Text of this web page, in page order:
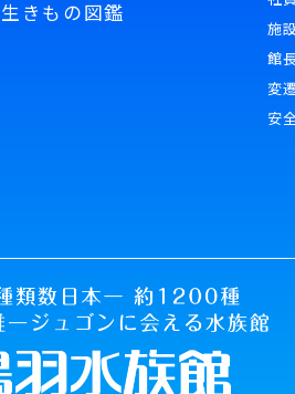
生きもの図鑑
施
館
変遷
安